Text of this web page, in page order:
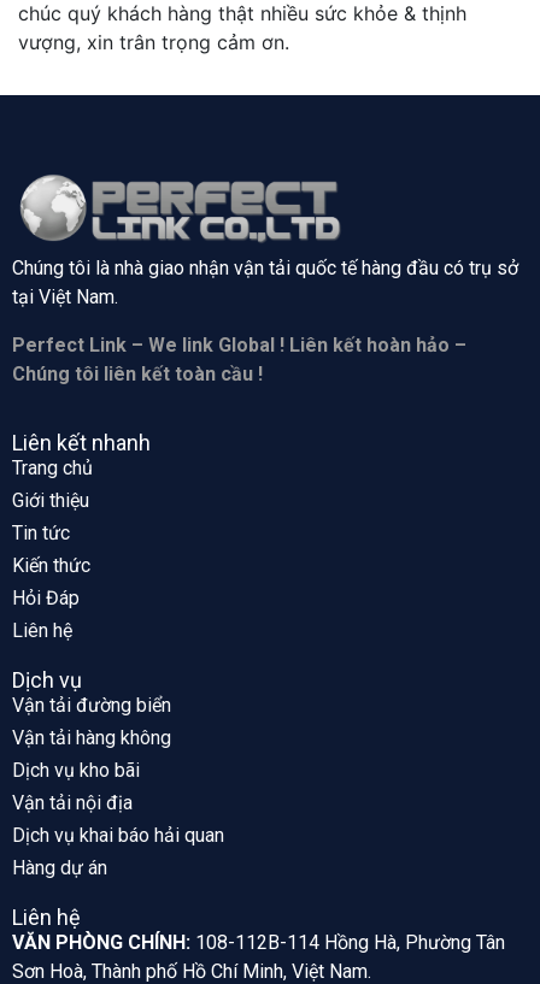
chúc quý khách hàng thật nhiều sức khỏe & thịnh
vượng, xin trân trọng cảm ơn.
Chúng tôi là nhà giao nhận vận tải quốc tế hàng đầu có trụ sở
tại Việt Nam.
Perfect Link – We link Global ! Liên kết hoàn hảo –
Chúng tôi liên kết toàn cầu !
Liên kết nhanh
Trang chủ
Giới thiệu
Tin tức
Kiến thức
Hỏi Đáp
Liên hệ
Dịch vụ
Vận tải đường biển
Vận tải hàng không
Dịch vụ kho bãi
Vận tải nội địa
Dịch vụ khai báo hải quan
Hàng dự án
Liên hệ
VĂN PHÒNG CHÍNH: 108-112B-114 Hồng Hà, Phường Tân
Sơn Hoà, Thành phố Hồ Chí Minh, Việt Nam.